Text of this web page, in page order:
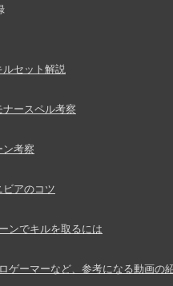
ルセット解説
ナースペル考察
ン考察
ビアのコツ
ンでキルを取るには
ゲーマーなど、参考になる動画の